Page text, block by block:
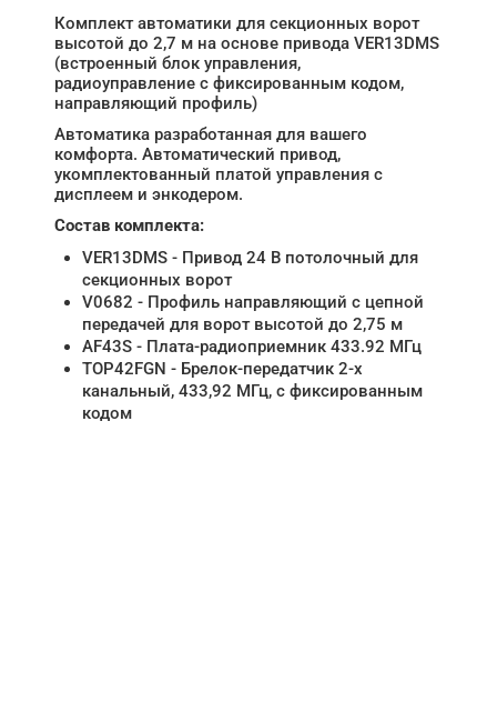
Комплект автоматики для секционных ворот
высотой до 2,7 м на основе привода VER13DMS
(встроенный блок управления,
радиоуправление с фиксированным кодом,
направляющий профиль)
Автоматика разработанная для вашего
комфорта. Автоматический привод,
укомплектованный платой управления с
дисплеем и энкодером.
Состав комплекта:
VER13DMS - Привод 24 В потолочный для
секционных ворот
V0682 - Профиль направляющий с цепной
передачей для ворот высотой до 2,75 м
AF43S - Плата-радиоприемник 433.92 МГц
TOP42FGN - Брелок-передатчик 2-х
канальный, 433,92 МГц, с фиксированным
кодом